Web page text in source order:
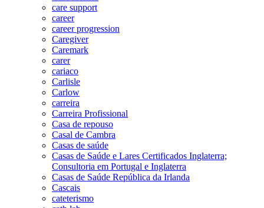
care support
career
career progression
Caregiver
Caremark
carer
cariaco
Carlisle
Carlow
carreira
Carreira Profissional
Casa de repouso
Casal de Cambra
Casas de saúde
Casas de Saúde e Lares Certificados Inglaterra;
Consultoria em Portugal e Inglaterra
Casas de Saúde República da Irlanda
Cascais
cateterismo